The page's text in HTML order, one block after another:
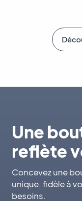
Une
reflète
Concevez une
unique, fidèle à
besoins.